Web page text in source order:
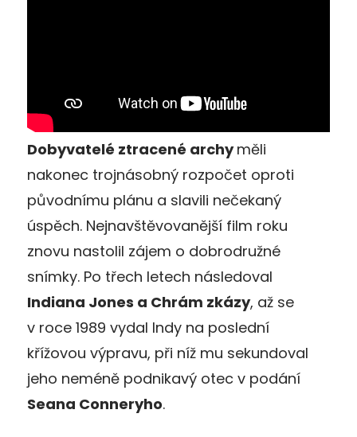
Dobyvatelé ztracené archyměli
nakonec trojnásobný rozpočet oproti
původnímu plánu a slavili nečekaný
úspěch. Nejnavštěvovanější film roku
znovu nastolil zájem o dobrodružné
snímky. Po třech letech následoval
Indiana Jones a Chrám zkázy, až se
v roce 1989 vydal Indy na poslední
křížovou výpravu, při níž mu sekundoval
jeho neméně podnikavý otec v podání
Seana Conneryho.